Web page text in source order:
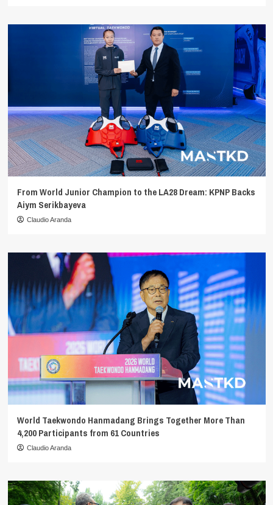
From World Junior Champion to the LA28 Dream: KPNP Backs
Aiym Serikbayeva
Claudio Aranda
World Taekwondo Hanmadang Brings Together More Than
4,200 Participants from 61 Countries
Claudio Aranda